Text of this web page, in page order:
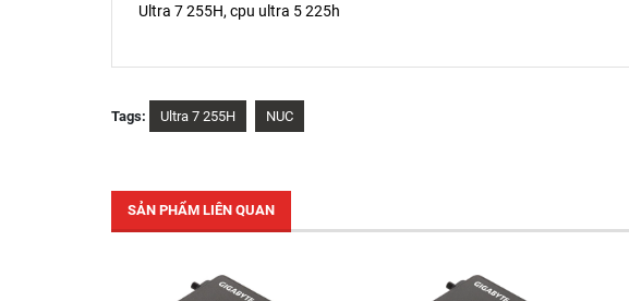
Ultra 7 255H, cpu ultra 5 225h
Tags: Ultra 7 255H NUC
SẢN PHẨM LIÊN QUAN